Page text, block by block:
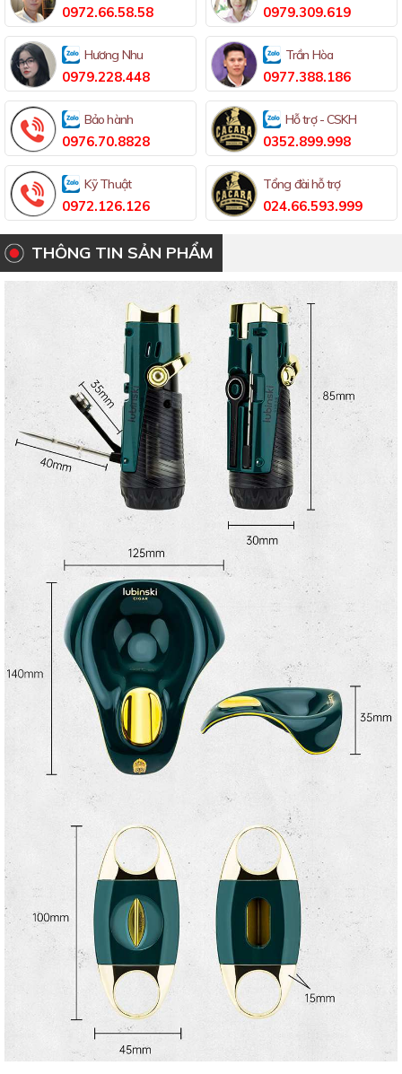
0972.66.58.58 0979.309.619
Hương Nhu
0979.228.448
Trần Hòa
0977.388.186
Bảo hành
0976.70.8828
Hỗ trợ - CSKH
0352.899.998
Kỹ Thuật
0972.126.126
Tổng đài hỗ trợ
024.66.593.999
THÔNG TIN SẢN PHẨM